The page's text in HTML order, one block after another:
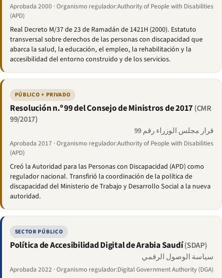
Aprobada 2000 · Organismo regulador:Authority of People with Disabilities
(APD)
Real Decreto M/37 de 23 de Ramadán de 1421H (2000). Estatuto
transversal sobre derechos de las personas con discapacidad que
abarca la salud, la educación, el empleo, la rehabilitación y la
accesibilidad del entorno construido y de los servicios.
PÚBLICO + PRIVADO
Resolución n.º 99 del Consejo de Ministros de 2017(CMR
99/2017)
قرار مجلس الوزراء رقم 99
Aprobada 2017 · Organismo regulador:Authority of People with Disabilities
(APD)
Creó la Autoridad para las Personas con Discapacidad (APD) como
regulador nacional. Transfirió la coordinación de la política de
discapacidad del Ministerio de Trabajo y Desarrollo Social a la nueva
autoridad.
SECTOR PÚBLICO
Política de Accesibilidad Digital de Arabia Saudí(SDAP)
سياسة الوصول الرقمي
Aprobada 2022 · Organismo regulador:Digital Government Authority (DGA)